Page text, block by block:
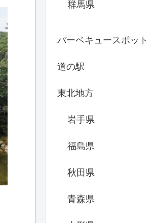
群馬県
バーベキュースポット
道の駅
東北地方
岩手県
福島県
秋田県
青森県